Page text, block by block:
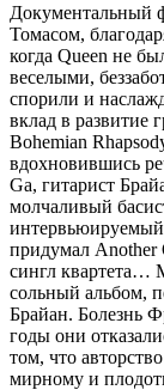
Документальный
Томасом,
когда Queen не
веселыми,
спорили и
вклад в развитие
Bohemian
вдохновившись
Ga, гитарист
молчаливый
интервьюируемый
придумал Another
сингл квартета…
сольный альбом,
Брайан. Болезнь
годы они
том, что
мирному и